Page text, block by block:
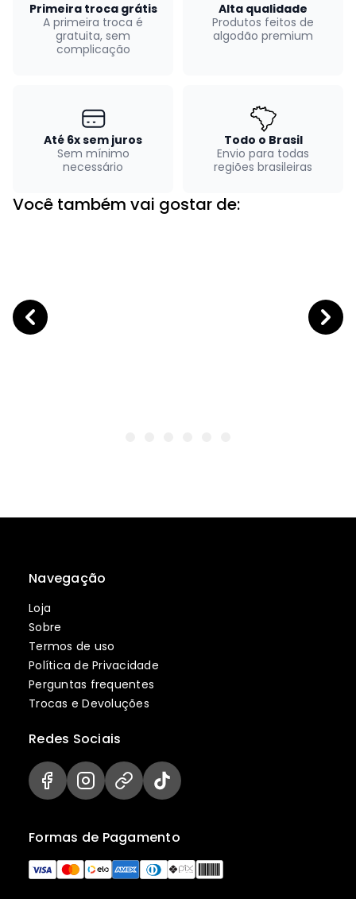
Primeira troca grátis
A primeira troca é
gratuita, sem
complicação
Alta qualidade
Produtos feitos de
algodão premium
Até 6x sem juros
Sem mínimo
necessário
Todo o Brasil
Envio para todas
regiões brasileiras
Você também vai gostar de:
Navegação
Loja
Sobre
Termos de uso
Política de Privacidade
Perguntas frequentes
Trocas e Devoluções
Formas de Pagamento
Redes Sociais